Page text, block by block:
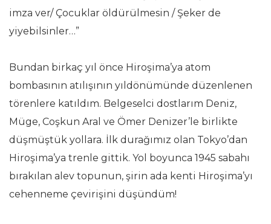
imza ver/ Çocuklar öldürülmesin / Şeker de
yiyebilsinler…”
Bundan birkaç yıl önce Hiroşima’ya atom
bombasının atılışının yıldönümünde düzenlenen
törenlere katıldım. Belgeselci dostlarım Deniz,
Müge, Coşkun Aral ve Ömer Denizer’le birlikte
düşmüştük yollara. İlk durağımız olan Tokyo’dan
Hiroşima’ya trenle gittik. Yol boyunca 1945 sabahı
bırakılan alev topunun, şirin ada kenti Hiroşima’yı
cehenneme çevirişini düşündüm!